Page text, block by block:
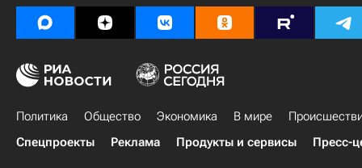
Политика Общество Экономика В мире
Спецпроекты
Реклама Продукты и сервисы Пресс-